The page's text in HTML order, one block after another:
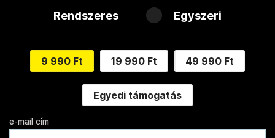
Rendszeres Egyszeri
9 990 Ft 19 990 Ft 49 990 Ft
Egyedi támogatás
e-mail cím